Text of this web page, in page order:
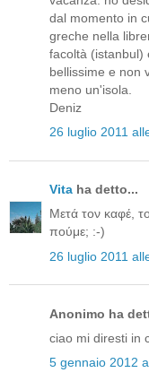
dal momento in
greche nella
facoltà (istanbul)
bellissime e non
meno un'isola.
Deniz
26 luglio 2011
Vita ha detto...
Μετά τον καφέ,
πούμε; :-)
26 luglio 2011
Anonimo ha
ciao mi diresti in
5 gennaio 2012